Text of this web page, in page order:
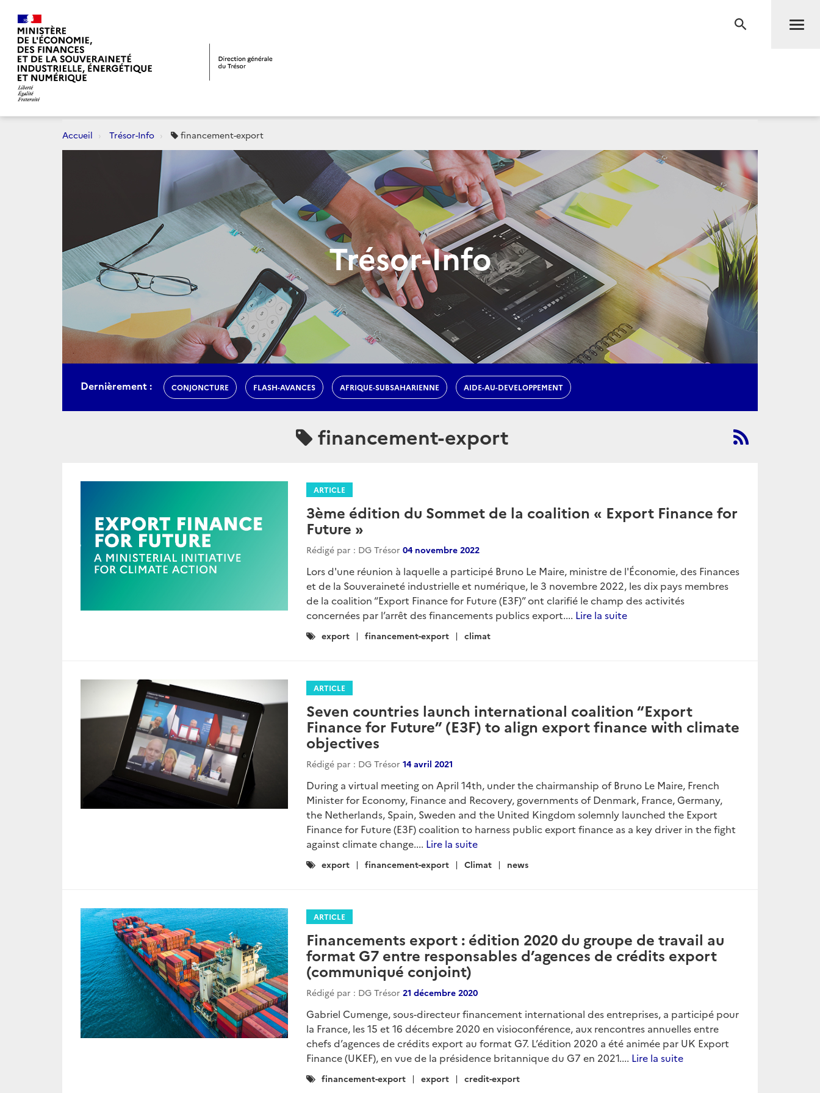
RECHERCHE
Accueil Trésor-Info financement-export
Trésor-Info
Dernièrement : CONJONCTURE FLASH-AVANCES AFRIQUE-SUBSAHARIENNE AIDE-AU-DEVELOPPEMENT
financement-export
ARTICLE
3ème édition du Sommet de la coalition « Export Finance for
Future »
Rédigé par : DG Trésor 04 novembre 2022
Lors d'une réunion à laquelle a participé Bruno Le Maire, ministre de l'Économie, des Finances
et de la Souveraineté industrielle et numérique, le 3 novembre 2022, les dix pays membres
de la coalition “Export Finance for Future (E3F)” ont clarifié le champ des activités
concernées par l’arrêt des financements publics export.... Lire la suite
Catégories
export financement-export climat
ARTICLE
Seven countries launch international coalition “Export
Finance for Future” (E3F) to align export finance with climate
objectives
Rédigé par : DG Trésor 14 avril 2021
During a virtual meeting on April 14th, under the chairmanship of Bruno Le Maire, French
Minister for Economy, Finance and Recovery, governments of Denmark, France, Germany,
the Netherlands, Spain, Sweden and the United Kingdom solemnly launched the Export
Finance for Future (E3F) coalition to harness public export finance as a key driver in the fight
against climate change.... Lire la suite
Catégories
export financement-export Climat news
ARTICLE
Financements export : édition 2020 du groupe de travail au
format G7 entre responsables d’agences de crédits export
(communiqué conjoint)
Rédigé par : DG Trésor 21 décembre 2020
Gabriel Cumenge, sous-directeur financement international des entreprises, a participé pour
la France, les 15 et 16 décembre 2020 en visioconférence, aux rencontres annuelles entre
chefs d’agences de crédits export au format G7. L’édition 2020 a été animée par UK Export
Finance (UKEF), en vue de la présidence britannique du G7 en 2021.... Lire la suite
Catégories
financement-export export credit-export